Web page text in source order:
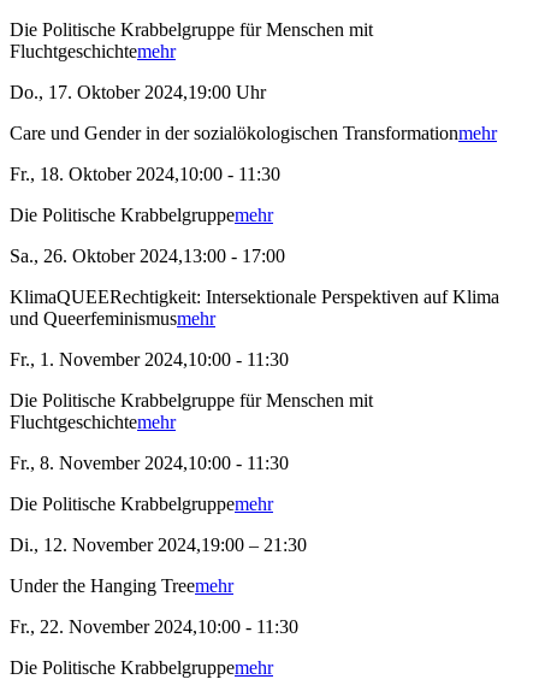
Die Politische Krabbelgruppe für Menschen mit
Fluchtgeschichtemehr
Do., 17. Oktober 2024,19:00 Uhr
Care und Gender in der sozialökologischen Transformationmehr
Fr., 18. Oktober 2024,10:00 - 11:30
Die Politische Krabbelgruppemehr
Sa., 26. Oktober 2024,13:00 - 17:00
KlimaQUEERechtigkeit: Intersektionale Perspektiven auf Klima
und Queerfeminismusmehr
Fr., 1. November 2024,10:00 - 11:30
Die Politische Krabbelgruppe für Menschen mit
Fluchtgeschichtemehr
Fr., 8. November 2024,10:00 - 11:30
Die Politische Krabbelgruppemehr
Di., 12. November 2024,19:00 – 21:30
Under the Hanging Treemehr
Fr., 22. November 2024,10:00 - 11:30
Die Politische Krabbelgruppemehr